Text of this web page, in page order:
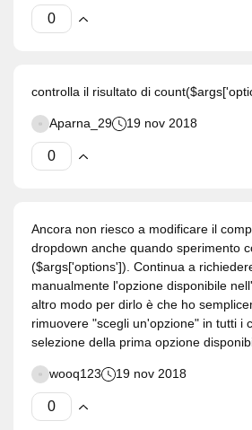
controlla il risultato di
Aparna_29 19 nov 2018
Ancora non riesco a modificare il
dropdown anche quando sperimento
($args['options']). Continua a
manualmente l'opzione disponibile
altro modo per dirlo è che ho
rimuovere "scegli un'opzione" in tutti i
selezione della prima opzione
wooq123 19 nov 2018